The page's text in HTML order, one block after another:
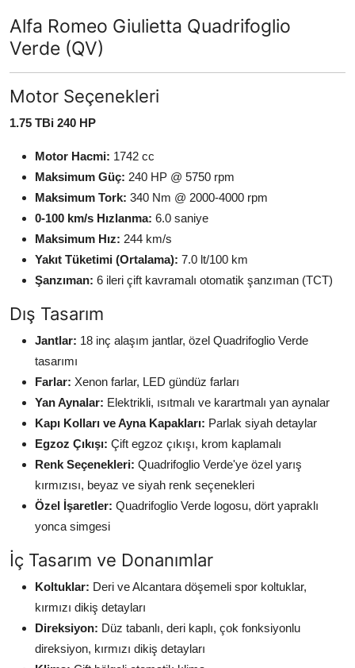
Alfa Romeo Giulietta Quadrifoglio
Verde (QV)
Motor Seçenekleri
1.75 TBi 240 HP
Motor Hacmi: 1742 cc
Maksimum Güç: 240 HP @ 5750 rpm
Maksimum Tork: 340 Nm @ 2000-4000 rpm
0-100 km/s Hızlanma: 6.0 saniye
Maksimum Hız: 244 km/s
Yakıt Tüketimi (Ortalama): 7.0 lt/100 km
Şanzıman: 6 ileri çift kavramalı otomatik şanzıman (TCT)
Dış Tasarım
Jantlar: 18 inç alaşım jantlar, özel Quadrifoglio Verde
tasarımı
Farlar: Xenon farlar, LED gündüz farları
Yan Aynalar: Elektrikli, ısıtmalı ve karartmalı yan aynalar
Kapı Kolları ve Ayna Kapakları: Parlak siyah detaylar
Egzoz Çıkışı: Çift egzoz çıkışı, krom kaplamalı
Renk Seçenekleri: Quadrifoglio Verde'ye özel yarış
kırmızısı, beyaz ve siyah renk seçenekleri
Özel İşaretler: Quadrifoglio Verde logosu, dört yapraklı
yonca simgesi
İç Tasarım ve Donanımlar
Koltuklar: Deri ve Alcantara döşemeli spor koltuklar,
kırmızı dikiş detayları
Direksiyon: Düz tabanlı, deri kaplı, çok fonksiyonlu
direksiyon, kırmızı dikiş detayları